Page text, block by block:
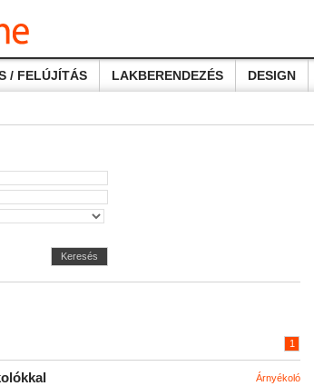
/ FELÚJÍTÁS LAKBERENDEZÉS DESIGN
Keresés
1
Árnyékoló
olókkal